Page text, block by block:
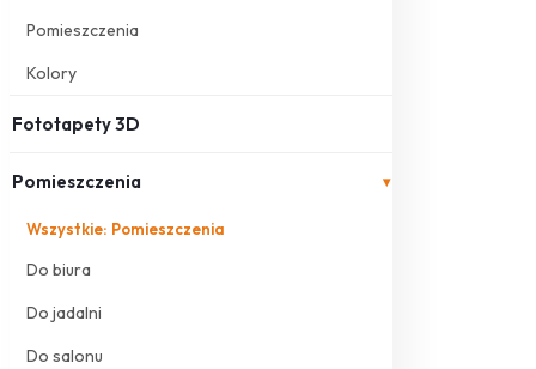
Pomieszczenia
Kolory
Fototapety 3D
Pomieszczenia ▾
Wszystkie: Pomieszczenia
Do biura
Do jadalni
Do salonu